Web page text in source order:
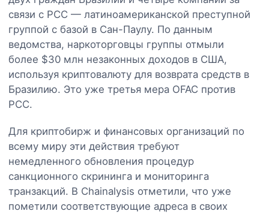
связи с PCC — латиноамериканской преступной
группой с базой в Сан-Паулу. По данным
ведомства, наркоторговцы группы отмыли
более $30 млн незаконных доходов в США,
используя криптовалюту для возврата средств в
Бразилию. Это уже третья мера OFAC против
PCC.
Для криптобирж и финансовых организаций по
всему миру эти действия требуют
немедленного обновления процедур
санкционного скрининга и мониторинга
транзакций. В Chainalysis отметили, что уже
пометили соответствующие адреса в своих